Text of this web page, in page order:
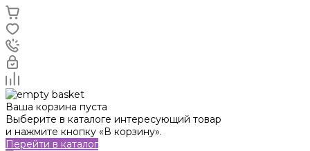
Ваша корзина пуста
Выберите в каталоге интересующий товар
и нажмите кнопку «В корзину».
Перейти в каталог